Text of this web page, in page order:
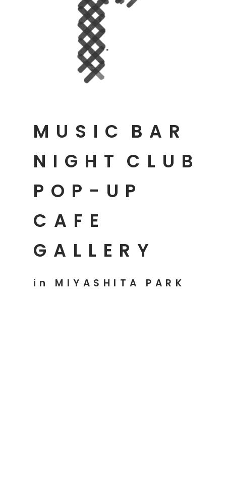
NIGHT CLUB
MUSIC BAR
POP-UP
CAFE
GALLERY
in MIYASHITA PARK